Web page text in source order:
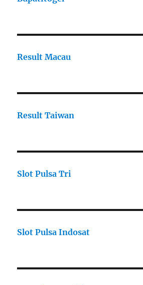
Result Macau
Result Taiwan
Slot Pulsa Tri
Slot Pulsa Indosat